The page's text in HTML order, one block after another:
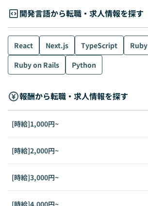
開発言語から転職・求人情報を探す
React Next.js TypeScript
Ruby
Ruby on Rails
Python
報酬から転職・求人情報を探す
[時給]1,000円~
[時給]2,000円~
[時給]3,000円~